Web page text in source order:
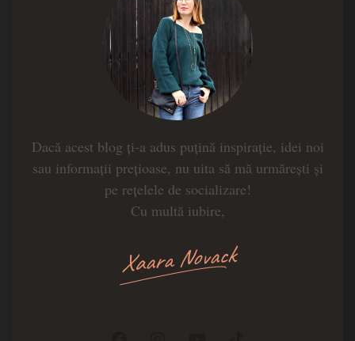
Dacă acest blog ți-a adus puțină inspirație, idei noi
sau informații prețioase, nu uita să mă urmărești și
pe rețelele de socializare!
Cu multă iubire,
Xaara Novack